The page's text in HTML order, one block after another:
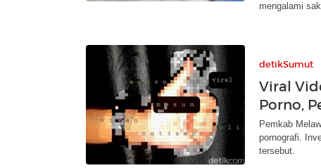
mengalami
detikSumut
Viral
Porno,
Pemkab
pornografi.
tersebut.